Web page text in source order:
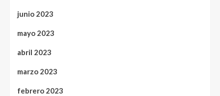
junio 2023
mayo 2023
abril 2023
marzo 2023
febrero 2023